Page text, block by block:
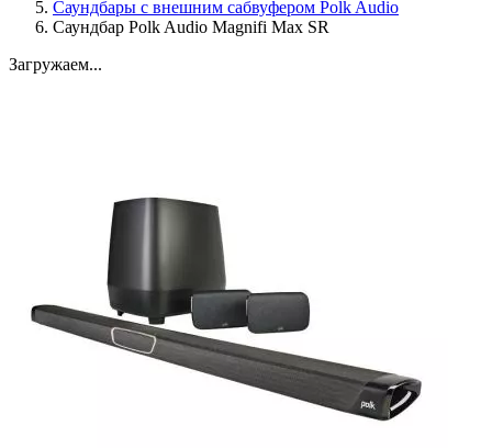
Саундбары с внешним сабвуфером Polk Audio
Саундбар Polk Audio Magnifi Max SR
Загружаем...